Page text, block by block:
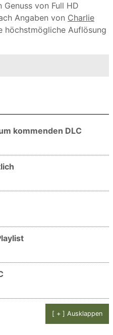
von Full HD
Angaben von Charlie
höchstmögliche Auflösung
kommenden DLC
[ + ] Ausklappen